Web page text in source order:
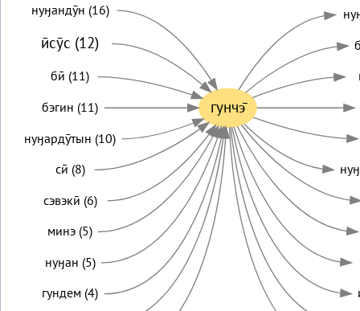
гунчэ̄
нуӈандӯн (16)
ӣсӯс (12)
бӣ (11)
бэгин (11)
нуӈардӯтын (10)
сӣ (8)
сэвэкӣ (6)
минэ (5)
нуӈан (5)
гундем (4)